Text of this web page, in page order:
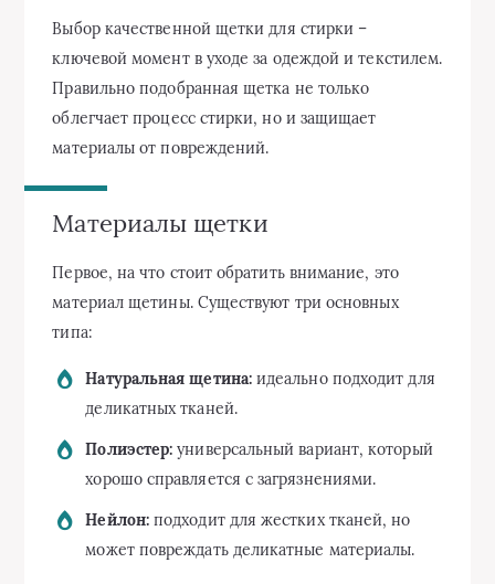
Выбор качественной щетки для стирки –
ключевой момент в уходе за одеждой и текстилем.
Правильно подобранная щетка не только
облегчает процесс стирки, но и защищает
материалы от повреждений.
Материалы щетки
Первое, на что стоит обратить внимание, это
материал щетины. Существуют три основных
типа:
Натуральная щетина:идеально подходит для
деликатных тканей.
Полиэстер: универсальный вариант, который
хорошо справляется с загрязнениями.
Нейлон:подходит для жестких тканей, но
может повреждать деликатные материалы.